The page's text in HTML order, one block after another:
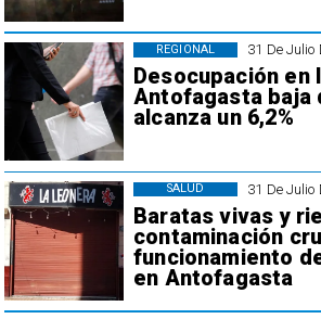
31 De Julio
Desocupación en
Antofagasta baja
alcanza un 6,2%
REGIONAL
31 De Julio
Baratas vivas y
contaminación
funcionamiento
en Antofagasta
SALUD